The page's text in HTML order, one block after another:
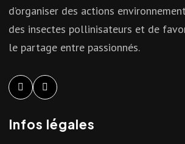
d’organiser des actions
des insectes pollinisateurs et de
le partage entre passionnés.
Infos légales